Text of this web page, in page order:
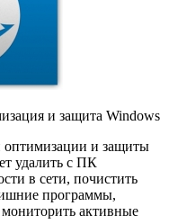
и защита Windows
оптимизации и защиты
удалить с ПК
в сети, почистить
программы,
мониторить активные